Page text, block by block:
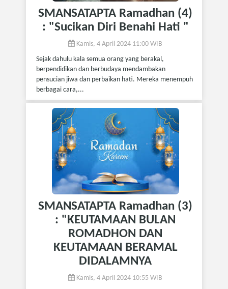
SMANSATAPTA Ramadhan (4)
: "Sucikan Diri Benahi Hati "
Kamis, 4 April 2024 11:00 WIB
Sejak dahulu kala semua orang yang berakal,
berpendidikan dan berbudaya mendambakan
pensucian jiwa dan perbaikan hati. Mereka menempuh
berbagai cara,...
SMANSATAPTA Ramadhan (3)
: "KEUTAMAAN BULAN
ROMADHON DAN
KEUTAMAAN BERAMAL
DIDALAMNYA
Kamis, 4 April 2024 10:55 WIB